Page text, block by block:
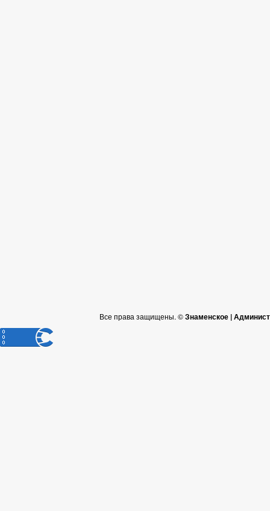
Все права защищены. ©Знаменское |